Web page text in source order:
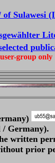
Sulawesi
group only
/ Germany).
written
prior